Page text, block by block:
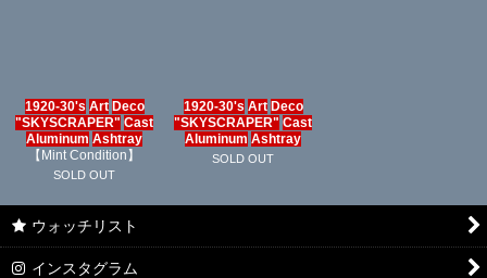
1920-30's Art Deco
"SKYSCRAPER" Cast
Aluminum Ashtray
【Mint Condition】
SOLD OUT
1920-30's Art Deco
"SKYSCRAPER" Cast
Aluminum Ashtray
SOLD OUT
ウォッチリスト
インスタグラム